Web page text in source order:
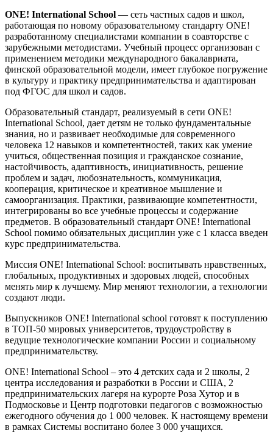
ONE! International School — сеть частных садов и школ,
работающая по новому образовательному стандарту ONE!
разработанному специалистами компании в соавторстве с
зарубежными методистами. Учебный процесс организован с
применением методики международного бакалавриата,
финской образовательной модели, имеет глубокое погружение
в культуру и практику предпринимательства и адаптирован
под ФГОС для школ и садов.
Образовательный стандарт, реализуемый в сети ONE!
International School, дает детям не только фундаментальные
знания, но и развивает необходимые для современного
человека 12 навыков и компетентностей, таких как умение
учиться, общественная позиция и гражданское сознание,
настойчивость, адаптивность, инициативность, решение
проблем и задач, любознательность, коммуникация,
кооперация, критическое и креативное мышление и
самоорганизация. Практики, развивающие компетентности,
интегрированы во все учебные процессы и содержание
предметов. В образовательный стандарт ONE! International
School помимо обязательных дисциплин уже с 1 класса введен
курс предпринимательства.
Миссия ONE! International School: воспитывать нравственных,
глобальных, продуктивных и здоровых людей, способных
менять мир к лучшему. Мир меняют технологии, а технологии
создают люди.
Выпускников ONE! International school готовят к поступлению
в ТОП-50 мировых университетов, трудоустройству в
ведущие технологические компании России и социальному
предпринимательству.
ONE! International School – это 4 детских сада и 2 школы, 2
центра исследования и разработки в России и США, 2
предпринимательских лагеря на курорте Роза Хутор и в
Подмосковье и Центр подготовки педагогов с возможностью
ежегодного обучения до 1 000 человек. К настоящему времени
в рамках Системы воспитано более 3 000 учащихся.